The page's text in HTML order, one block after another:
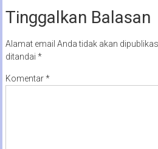
Tinggalkan Balasan
Alamat email Anda tidak akan
ditandai *
Komentar*